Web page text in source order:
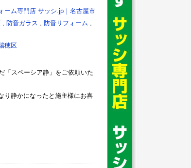
ーム専門店 サッシ.jp｜名古屋市
, 防音ガラス , 防音リフォーム ,
穂区
「スペーシア静」をご依頼いた
り静かになったと施主様にお喜